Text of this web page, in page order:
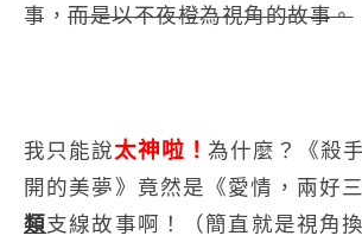
事， 而是以不夜橙為視角的故事。
我只能說太神啦！為什麼？《殺
開的美夢》竟然是《愛情，兩好
類支線故事啊！（簡直就是視角